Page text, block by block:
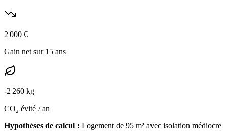
2 000 €
Gain net sur 15 ans
-2 260 kg
CO₂ évité / an
Hypothèses de calcul : Logement de 95 m² avec isolation médiocre